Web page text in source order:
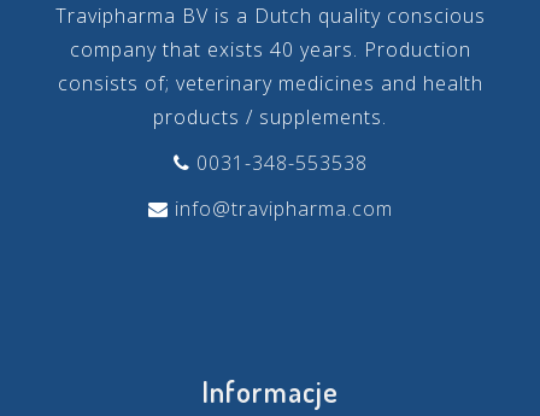
Travipharma BV is a Dutch quality conscious
company that exists 40 years. Production
consists of; veterinary medicines and health
products / supplements.
0031-348-553538
info@travipharma.com
Informacje